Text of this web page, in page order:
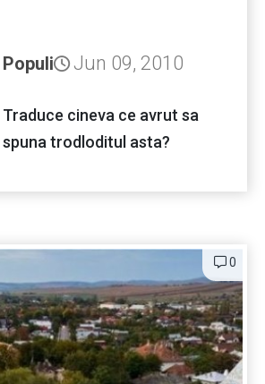
Jun 09, 2010
Traduce cineva ce avrut sa
spuna trodloditul asta?
0